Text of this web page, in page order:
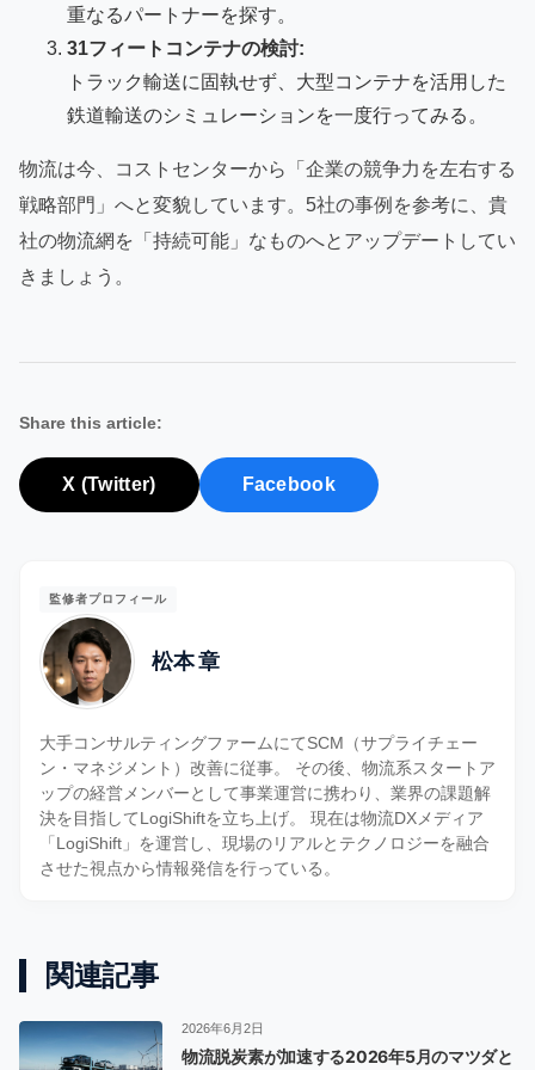
重なるパートナーを探す。
31フィートコンテナの検討:
トラック輸送に固執せず、大型コンテナを活用した
鉄道輸送のシミュレーションを一度行ってみる。
物流は今、コストセンターから「企業の競争力を左右する
戦略部門」へと変貌しています。5社の事例を参考に、貴
社の物流網を「持続可能」なものへとアップデートしてい
きましょう。
Share this article:
X (Twitter) Facebook
監修者プロフィール
松本 章
大手コンサルティングファームにてSCM（サプライチェー
ン・マネジメント）改善に従事。 その後、物流系スタートア
ップの経営メンバーとして事業運営に携わり、業界の課題解
決を目指してLogiShiftを立ち上げ。 現在は物流DXメディア
「LogiShift」を運営し、現場のリアルとテクノロジーを融合
させた視点から情報発信を行っている。
関連記事
2026年6月2日
物流脱炭素が加速する2026年5月のマツダと